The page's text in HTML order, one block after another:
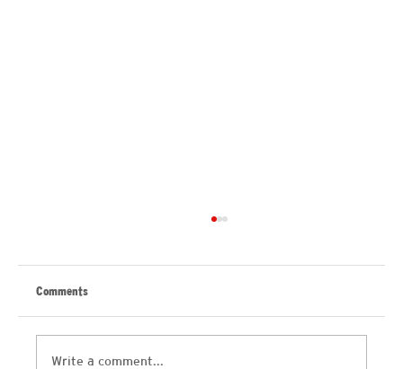
Comments
Write a comment...